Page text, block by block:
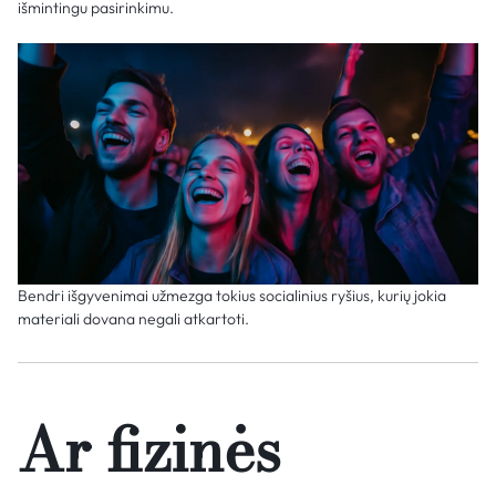
išmintingu pasirinkimu.
Bendri išgyvenimai užmezga tokius socialinius ryšius, kurių jokia
materiali dovana negali atkartoti.
Ar fizinės